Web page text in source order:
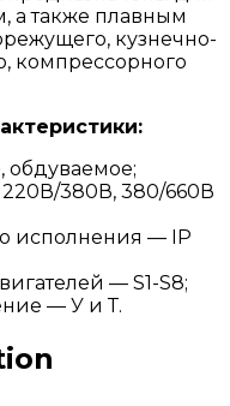
а также плавным
кузнечно-
компрессорного
обдуваемое;
380В, 380/660В
исполнения — IP
— S1-S8;
— У и Т.